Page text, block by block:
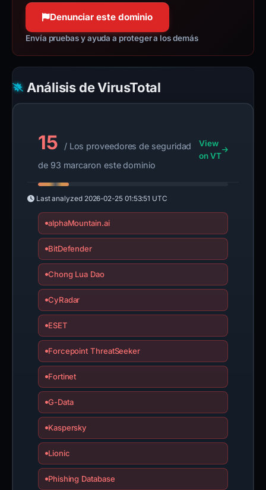
Denunciar este dominio
Envía pruebas y ayuda a proteger a los demás
Análisis de VirusTotal
15
/ Los proveedores de seguridad
de 93 marcaron este dominio
View
on VT
Last analyzed 2026-02-25 01:53:51 UTC
alphaMountain.ai
BitDefender
Chong Lua Dao
CyRadar
ESET
Forcepoint ThreatSeeker
Fortinet
G-Data
Kaspersky
Lionic
Phishing Database